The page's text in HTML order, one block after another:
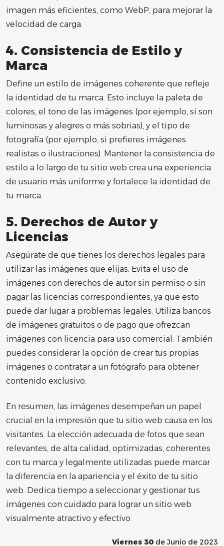
imagen más eficientes, como WebP, para mejorar la
velocidad de carga.
4. Consistencia de Estilo y
Marca
Define un estilo de imágenes coherente que refleje
la identidad de tu marca. Esto incluye la paleta de
colores, el tono de las imágenes (por ejemplo, si son
luminosas y alegres o más sobrias), y el tipo de
fotografía (por ejemplo, si prefieres imágenes
realistas o ilustraciones). Mantener la consistencia de
estilo a lo largo de tu sitio web crea una experiencia
de usuario más uniforme y fortalece la identidad de
tu marca.
5. Derechos de Autor y
Licencias
Asegúrate de que tienes los derechos legales para
utilizar las imágenes que elijas. Evita el uso de
imágenes con derechos de autor sin permiso o sin
pagar las licencias correspondientes, ya que esto
puede dar lugar a problemas legales. Utiliza bancos
de imágenes gratuitos o de pago que ofrezcan
imágenes con licencia para uso comercial. También
puedes considerar la opción de crear tus propias
imágenes o contratar a un fotógrafo para obtener
contenido exclusivo.
En resumen, las imágenes desempeñan un papel
crucial en la impresión que tu sitio web causa en los
visitantes. La elección adecuada de fotos que sean
relevantes, de alta calidad, optimizadas, coherentes
con tu marca y legalmente utilizadas puede marcar
la diferencia en la apariencia y el éxito de tu sitio
web. Dedica tiempo a seleccionar y gestionar tus
imágenes con cuidado para lograr un sitio web
visualmente atractivo y efectivo.
Viernes 30 de Junio de 2023